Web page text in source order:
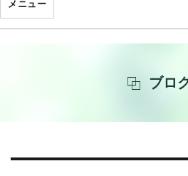
メニュー
ブロ